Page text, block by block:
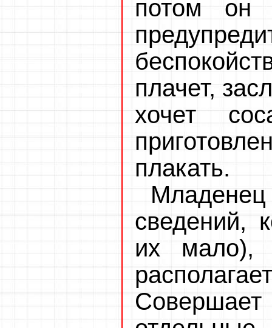
потом он
плачет,
хочет
плакать.
сведений,
их мало),